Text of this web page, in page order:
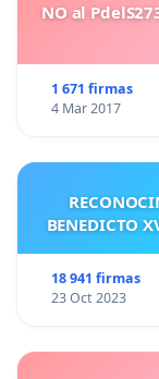
NO al
1 671 firmas
4 Mar 2017
BENEDICTO
18 941 firmas
23 Oct 2023